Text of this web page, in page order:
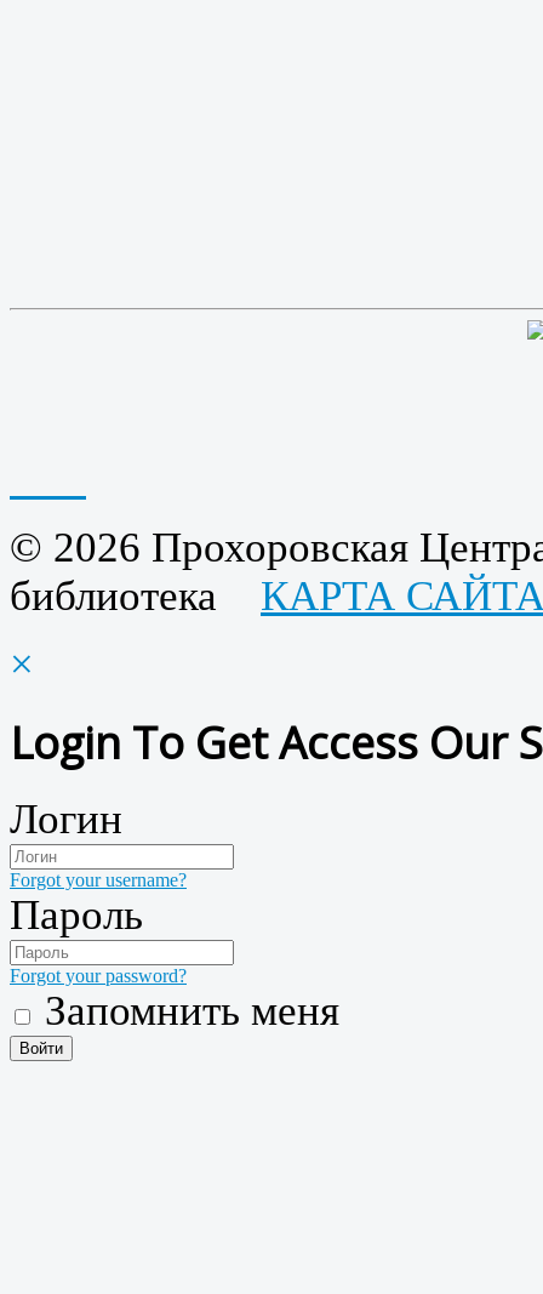
© 2026 Прохоровская
библиотека КАРТА
×
Login To Get Access Our
Логин
Forgot your username?
Пароль
Forgot your password?
Запомнить меня